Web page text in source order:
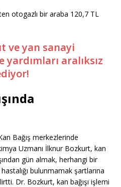
otogazlı bir araba 120,7 TL
ve yan sanayi
aralıksız
Bağış merkezlerinde
Uzmanı İlknur Bozkurt, kan
gün almak, herhangi bir
bulunmamak şartlarına
Dr. Bozkurt, kan bağışı işlemi